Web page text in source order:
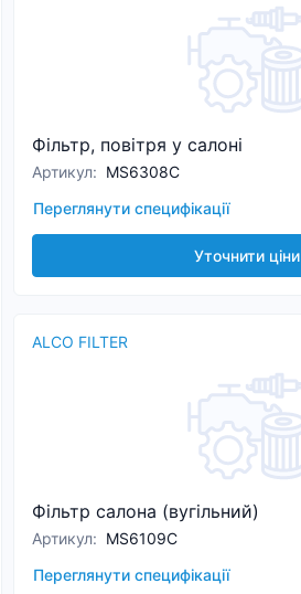
Фільтр, повітря у салоні
Артикул: MS6308C
Переглянути специфікації
Уточнити ціни
ALCO FILTER
Фільтр салона (вугільний)
Артикул: MS6109C
Переглянути специфікації